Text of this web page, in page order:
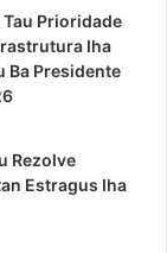
Prioridade
Iha
Ba Presidente
Rezolve
Estragus Iha